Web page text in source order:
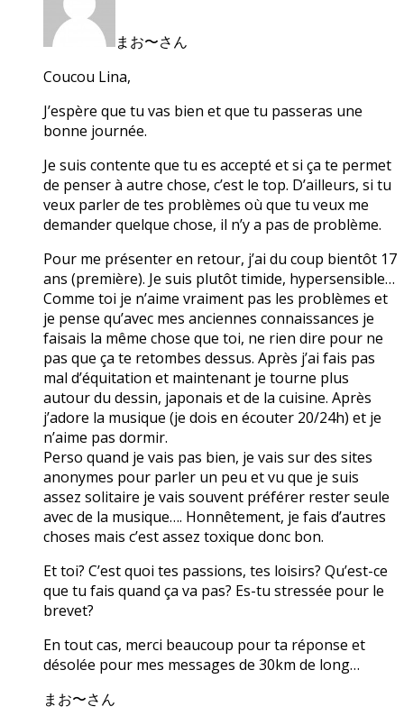
まお〜さん
Coucou Lina,
J’espère que tu vas bien et que tu passeras une
bonne journée.
Je suis contente que tu es accepté et si ça te permet
de penser à autre chose, c’est le top. D’ailleurs, si tu
veux parler de tes problèmes où que tu veux me
demander quelque chose, il n’y a pas de problème.
Pour me présenter en retour, j’ai du coup bientôt 17
ans (première). Je suis plutôt timide, hypersensible…
Comme toi je n’aime vraiment pas les problèmes et
je pense qu’avec mes anciennes connaissances je
faisais la même chose que toi, ne rien dire pour ne
pas que ça te retombes dessus. Après j’ai fais pas
mal d’équitation et maintenant je tourne plus
autour du dessin, japonais et de la cuisine. Après
j’adore la musique (je dois en écouter 20/24h) et je
n’aime pas dormir.
Perso quand je vais pas bien, je vais sur des sites
anonymes pour parler un peu et vu que je suis
assez solitaire je vais souvent préférer rester seule
avec de la musique…. Honnêtement, je fais d’autres
choses mais c’est assez toxique donc bon.
Et toi? C’est quoi tes passions, tes loisirs? Qu’est-ce
que tu fais quand ça va pas? Es-tu stressée pour le
brevet?
En tout cas, merci beaucoup pour ta réponse et
désolée pour mes messages de 30km de long…
まお〜さん